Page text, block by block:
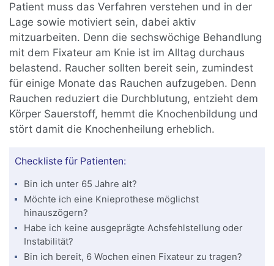
Patient muss das Verfahren verstehen und in der
Lage sowie motiviert sein, dabei aktiv
mitzuarbeiten. Denn die sechswöchige Behandlung
mit dem Fixateur am Knie ist im Alltag durchaus
belastend. Raucher sollten bereit sein, zumindest
für einige Monate das Rauchen aufzugeben. Denn
Rauchen reduziert die Durchblutung, entzieht dem
Körper Sauerstoff, hemmt die Knochenbildung und
stört damit die Knochenheilung erheblich.
Checkliste für Patienten:
Bin ich unter 65 Jahre alt?
Möchte ich eine Knieprothese möglichst
hinauszögern?
Habe ich keine ausgeprägte Achsfehlstellung oder
Instabilität?
Bin ich bereit, 6 Wochen einen Fixateur zu tragen?